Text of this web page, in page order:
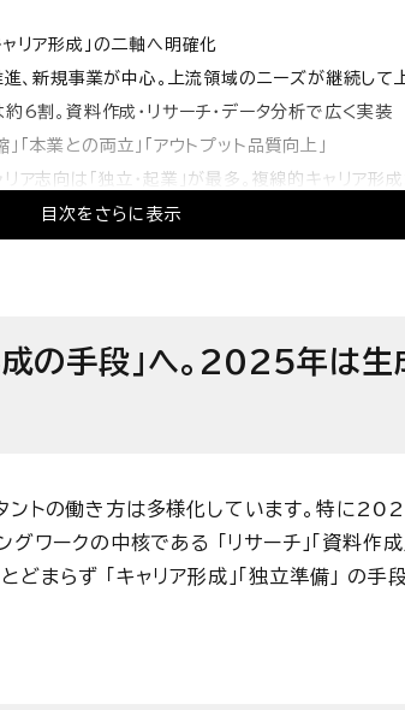
目次をさらに表示
リア形成」の二軸へ明確化
、新規事業が中心。上流領域のニーズが継続して
割。資料作成・リサーチ・データ分析で広く実装
本業との両立」「アウトプット品質向上」
ア志向は「独立・起業」が最多。複線的キャリア形
成の手段」へ。2025年は
トの働き方は多様化しています。特に
ワークの中核である 「リサーチ」「資料作成
まらず 「キャリア形成」「独立準備」 の手